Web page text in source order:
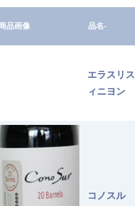
品画像 品名-
エラスリ
ィニヨン
コノスル